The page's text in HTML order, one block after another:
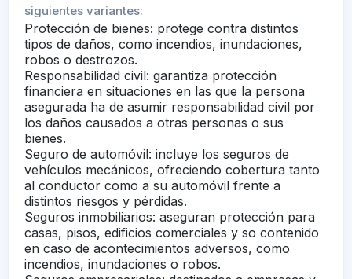
siguientes variantes:
Protección de bienes: protege contra distintos
tipos de daños, como incendios, inundaciones,
robos o destrozos.
Responsabilidad civil: garantiza protección
financiera en situaciones en las que la persona
asegurada ha de asumir responsabilidad civil por
los daños causados a otras personas o sus
bienes.
Seguro de automóvil: incluye los seguros de
vehículos mecánicos, ofreciendo cobertura tanto
al conductor como a su automóvil frente a
distintos riesgos y pérdidas.
Seguros inmobiliarios: aseguran protección para
casas, pisos, edificios comerciales y so contenido
en caso de acontecimientos adversos, como
incendios, inundaciones o robos.